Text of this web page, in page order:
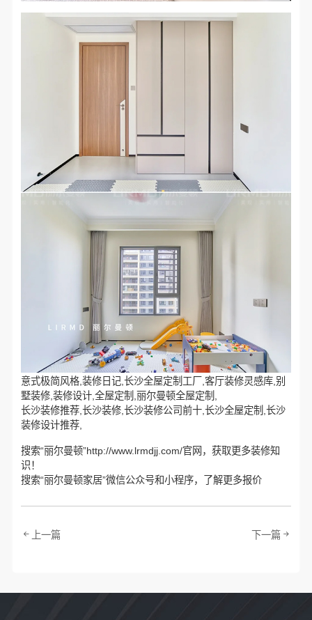
意式极简风格,装修日记,长沙全屋定制工厂,客厅装修灵感库,别
墅装修,装修设计,全屋定制,丽尔曼顿全屋定制,
长沙装修推荐,长沙装修,长沙装修公司前十,长沙全屋定制,长沙
装修设计推荐,
搜索“丽尔曼顿”http://www.lrmdjj.com/官网，获取更多装修知
识！
搜索“丽尔曼顿家居”微信公众号和小程序，了解更多报价
上一篇 下一篇